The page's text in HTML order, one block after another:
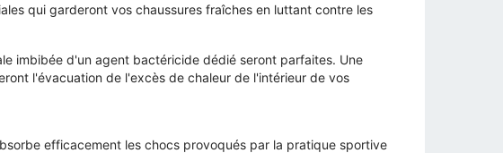
qui garderont vos chaussures fraîches en luttant contre les
imbibée d'un agent bactéricide dédié seront parfaites. Une
l'évacuation de l'excès de chaleur de l'intérieur de vos
efficacement les chocs provoqués par la pratique sportive